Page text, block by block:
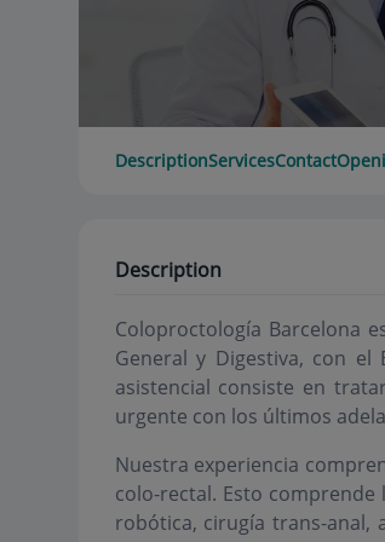
DescriptionServicesContact
Description
Coloproctología Barcelona
General y Digestiva, con el
asistencial consiste en
urgente con los últimos
Nuestra experiencia
colo-rectal. Esto
robótica, cirugía trans-anal,